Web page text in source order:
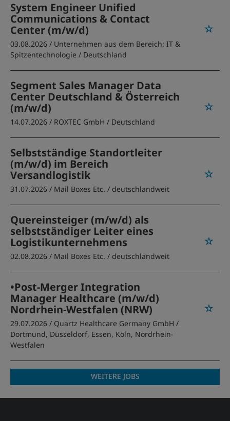
System Engineer Unified
Communications & Contact
Center (m/w/d)
03.08.2026 / Unternehmen aus dem Bereich: IT &
Spitzentechnologie / Deutschland
Segment Sales Manager Data
Center Deutschland & Österreich
(m/w/d)
14.07.2026 / ROXTEC GmbH / Deutschland
Selbstständige Standortleiter
(m/w/d) im Bereich
Versandlogistik
31.07.2026 / Mail Boxes Etc. / deutschlandweit
Quereinsteiger (m/w/d) als
selbstständiger Leiter eines
Logistikunternehmens
02.08.2026 / Mail Boxes Etc. / deutschlandweit
•Post-Merger Integration
Manager Healthcare (m/w/d)
Nordrhein-Westfalen (NRW)
29.07.2026 / Quartz Healthcare Germany GmbH /
Dortmund, Düsseldorf, Essen, Köln, Nordrhein-
Westfalen
WEITERE JOBS